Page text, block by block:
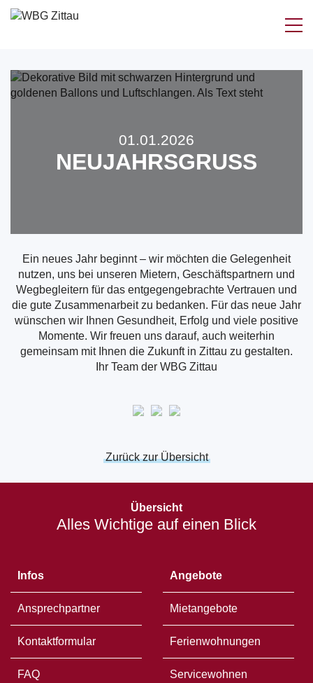
Zum
Inhalt
01.01.2026
NEUJAHRSGRUSS
Ein neues Jahr beginnt – wir möchten die Gelegenheit
nutzen, uns bei unseren Mietern, Geschäftspartnern und
Wegbegleitern für das entgegengebrachte Vertrauen und
die gute Zusammenarbeit zu bedanken. Für das neue Jahr
wünschen wir Ihnen Gesundheit, Erfolg und viele positive
Momente. Wir freuen uns darauf, auch weiterhin
gemeinsam mit Ihnen die Zukunft in Zittau zu gestalten.
Ihr Team der WBG Zittau
Zurück zur Übersicht
Übersicht
Alles Wichtige auf einen Blick
Infos
Ansprechpartner
Kontaktformular
FAQ
Angebote
Mietangebote
Ferienwohnungen
Servicewohnen